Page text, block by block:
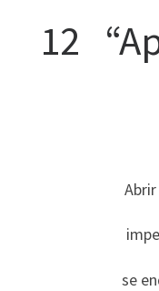
12
se